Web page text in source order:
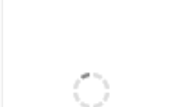
アディダス シューズ インパクトII ブ